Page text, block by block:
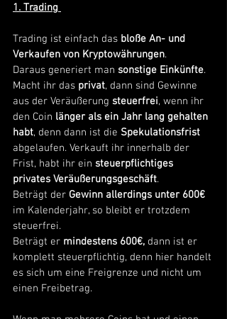
1. Trading
Trading ist einfach das bloße An- und
Verkaufen von Kryptowährungen.
Daraus generiert man sonstige Einkünfte.
Macht ihr das privat, dann sind Gewinne
aus der Veräußerung steuerfrei, wenn ihr
den Coin länger als ein Jahr lang gehalten
habt, denn dann ist die Spekulationsfrist
abgelaufen. Verkauft ihr innerhalb der
Frist, habt ihr ein steuerpflichtiges
privates Veräußerungsgeschäft.
Beträgt der Gewinn allerdings unter 600€
im Kalenderjahr, so bleibt er trotzdem
steuerfrei.
Beträgt er mindestens 600€, dann ist er
komplett steuerpflichtig, denn hier handelt
es sich um eine Freigrenze und nicht um
einen Freibetrag.